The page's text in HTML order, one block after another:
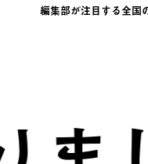
編集部が注目する全国